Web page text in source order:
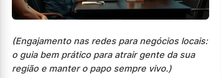
(Engajamento nas redes para negócios locais:
o guia bem prático para atrair gente da sua
região e manter o papo sempre vivo.)